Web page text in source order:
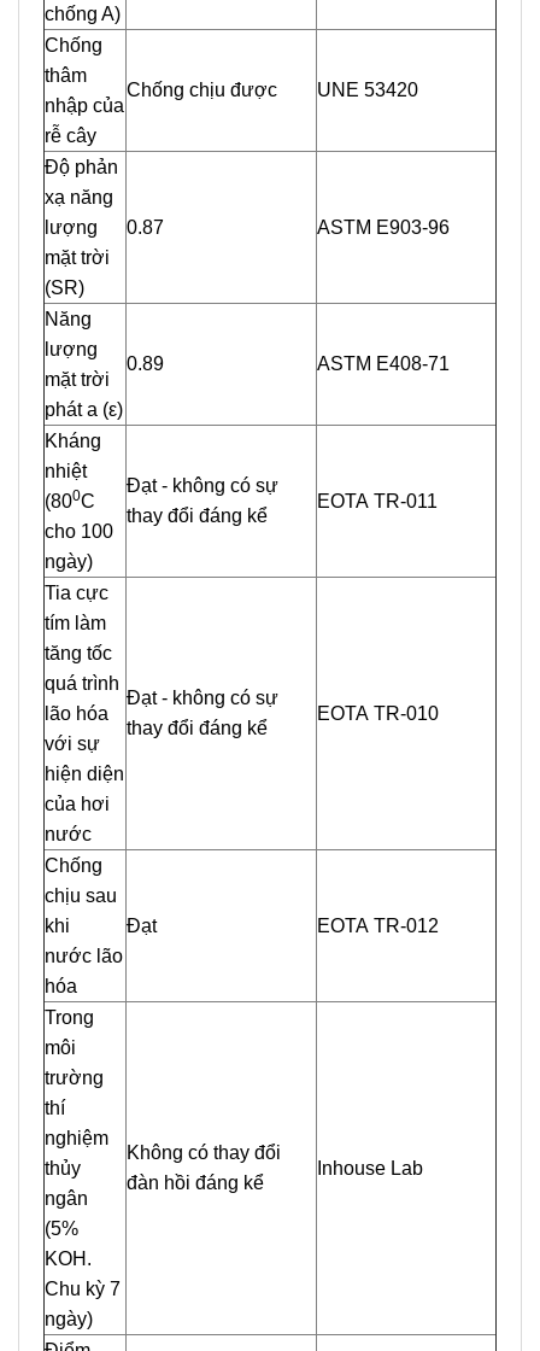
chống A)
Chống
thâm
nhập của
rễ cây
Chống chịu được UNE 53420
Độ phản
xạ năng
lượng
mặt trời
(SR)
0.87 ASTM E903-96
Năng
lượng
mặt trời
phát a (ε)
0.89 ASTM E408-71
Kháng
nhiệt
(800C
cho 100
ngày)
Đạt - không có sự
thay đổi đáng kể
EOTA TR-011
Tia cực
tím làm
tăng tốc
quá trình
lão hóa
với sự
hiện diện
của hơi
nước
Đạt - không có sự
thay đổi đáng kể
EOTA TR-010
Chống
chịu sau
khi
nước lão
hóa
Đạt EOTA TR-012
Trong
môi
trường
thí
nghiệm
thủy
ngân
(5%
KOH.
Chu kỳ 7
ngày)
Không có thay đổi
đàn hồi đáng kể
Inhouse Lab